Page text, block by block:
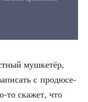
муш­ке­тёр,
с про­дю­се­
то ска­жет, что